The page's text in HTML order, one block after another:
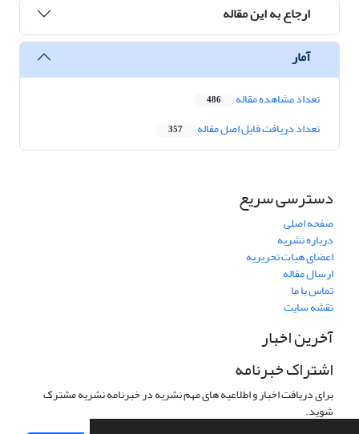
ارجاع به این مقاله
آمار
تعداد مشاهده مقاله 486
تعداد دریافت فایل اصل مقاله 357
دسترسی سریع
صفحه اصلی
درباره نشریه
اعضای هیات تحریریه
ارسال مقاله
تماس با ما
نقشه سایت
آخرین اخبار
اشتراک خبرنامه
برای دریافت اخبار و اطلاعیه های مهم نشریه در خبرنامه نشریه مشترک
شوید.